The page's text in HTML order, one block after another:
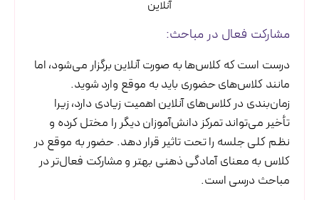
مشارکت فعال در مباحث:
درست است که کلاس‌ها به صورت آنلاین برگزار می‌شود، اما
مانند کلاس‌های حضوری باید به موقع وارد شوید.
زمان‌بندی در کلاس‌های آنلاین اهمیت زیادی دارد، زیرا
تأخیر می‌تواند تمرکز دانش‌آموزان دیگر را مختل کرده و
نظم کلی جلسه را تحت تاثیر قرار دهد. حضور به موقع در
کلاس به معنای آمادگی ذهنی بهتر و مشارکت فعال‌تر در
مباحث درسی است.